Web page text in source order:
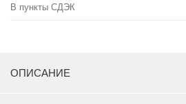
В пункты СДЭК
ОПИСАНИЕ